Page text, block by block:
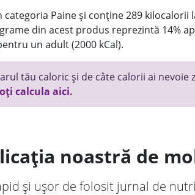
Paine și conține 289 kilocalorii
din acest produs reprezintă 14%
un adult (2000 kCal).
tău caloric și de câte calorii ai nevoie
calcula aici.
noastră de
și ușor de folosit jurnal de